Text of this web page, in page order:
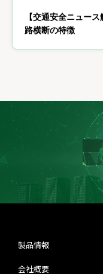
【交通安全ニュー
路横断の特徴
製品情報
会社概要